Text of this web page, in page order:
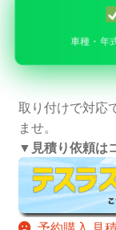
車種・年
取り付けで対応
ませ。
▼見積り依頼は